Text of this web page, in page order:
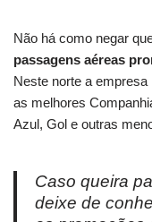
Não há como negar
passagens aéreas
Neste norte a
as melhores
Azul, Gol e outras
Caso queira
deixe de